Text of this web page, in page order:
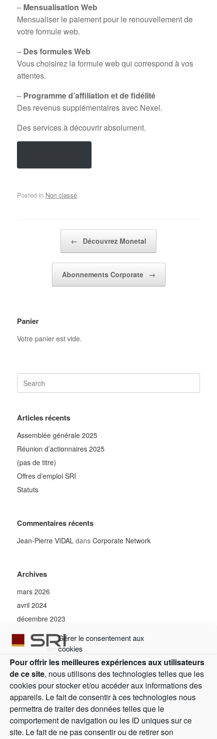
Gérer le consentement aux
cookies
Pour offrir les meilleures expériences aux utilisateurs
de ce site, nous utilisons des technologies telles que les
cookies pour stocker et/ou accéder aux informations des
appareils. Le fait de consentir à ces technologies nous
permettra de traiter des données telles que le
comportement de navigation ou les ID uniques sur ce
site. Le fait de ne pas consentir ou de retirer son
– Mensualisation Web
Mensualiser le paiement pour le renouvellement de
votre formule web.
– Des formules Web
Vous choisirez la formule web qui correspond à vos
attentes.
– Programme d’affiliation et de fidélité
Des revenus supplémentaires avec Nexel.
Des services à découvrir absolument.
Posted in Non classé.
← Découvrez Monetal
Abonnements Corporate →
Panier
Votre panier est vide.
Articles récents
Assemblée générale 2025
Réunion d’actionnaires 2025
(pas de titre)
Offres d’emploi SRI
Statuts
Commentaires récents
Jean-Pierre VIDAL dans Corporate Network
Archives
mars 2026
avril 2024
décembre 2023
mai 2023
janvier 2023
décembre 2022
décembre 2021
décembre 2020
Catégories